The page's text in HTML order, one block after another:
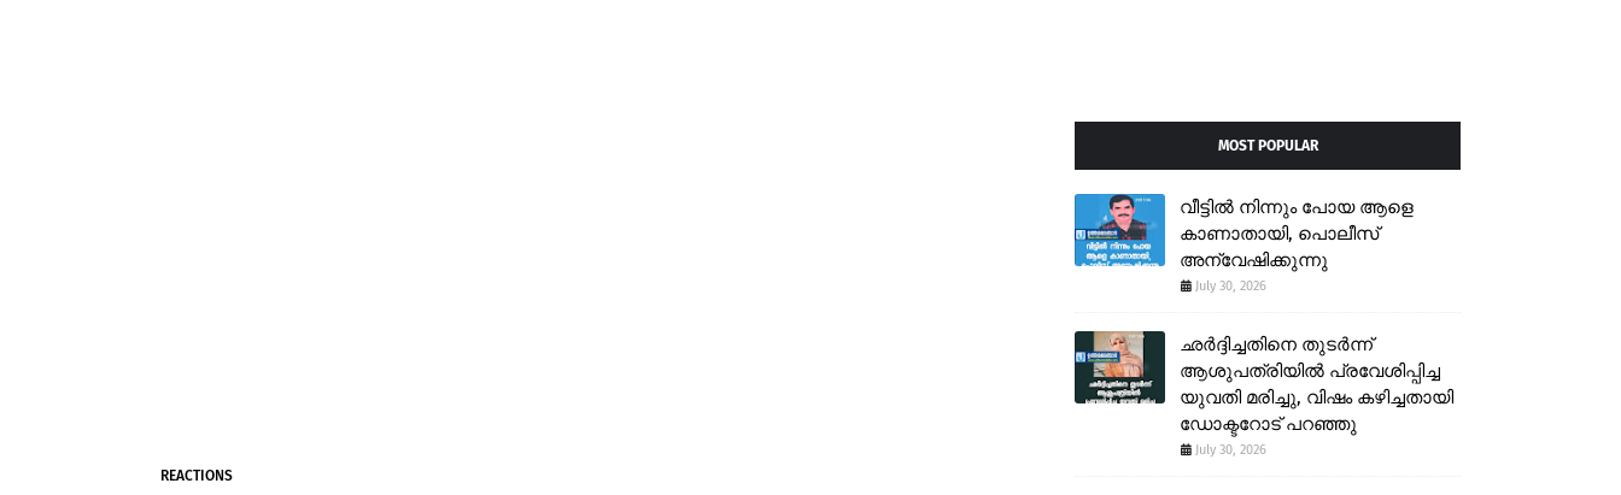
REACTIONS
MOST POPULAR
വീട്ടിൽ നിന്നും പോയ ആളെ
കാണാതായി, പൊലീസ്
അന്വേഷിക്കുന്നു
July 30, 2026
ഛർദ്ദിച്ചതിനെ തുടർന്ന്
ആശുപത്രിയിൽ പ്രവേശിപ്പിച്ച
യുവതി മരിച്ചു, വിഷം കഴിച്ചതായി
ഡോക്ടറോട് പറഞ്ഞു
July 30, 2026